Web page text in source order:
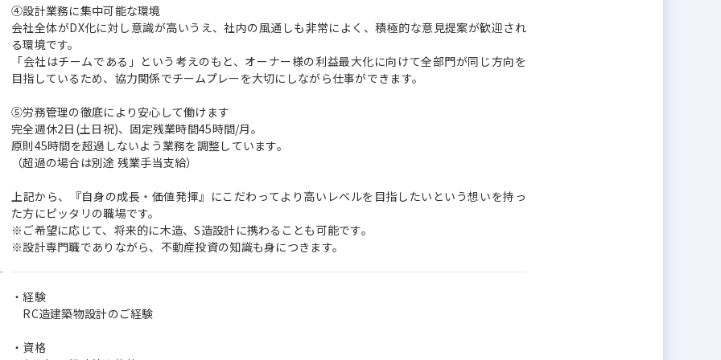
④設計業務に集中可能な環境
会社全体がDX化に対し意識が高いうえ、社内の風通しも非常によく、積極的な意見提案が歓迎され
る環境です。
「会社はチームである」という考えのもと、オーナー様の利益最大化に向けて全部門が同じ方向を
目指しているため、協力関係でチームプレーを大切にしながら仕事ができます。
⑤労務管理の徹底により安心して働けます
完全週休2日(土日祝)、固定残業時間45時間/月。
原則45時間を超過しないよう業務を調整しています。
（超過の場合は別途 残業手当支給）
上記から、『自身の成長・価値発揮』にこだわってより高いレベルを目指したいという想いを持っ
た方にピッタリの職場です。
※ご希望に応じて、将来的に木造、S造設計に携わることも可能です。
※設計専門職でありながら、不動産投資の知識も身につきます。
・経験
RC造建築物設計のご経験
・資格